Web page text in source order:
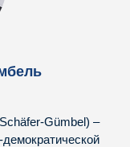
Gümbel) –